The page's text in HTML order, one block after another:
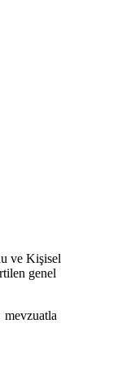
ve Kişisel
genel